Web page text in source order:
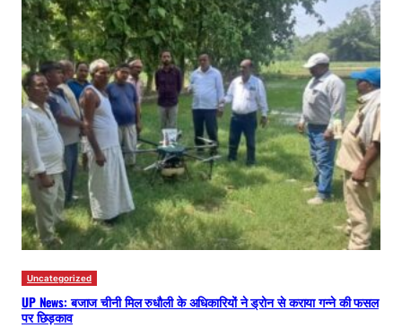
Uncategorized
UP News: बजाज चीनी मिल रुधौली के अधिकारियों ने ड्रोन से कराया गन्ने की फसल
पर छिड़काव